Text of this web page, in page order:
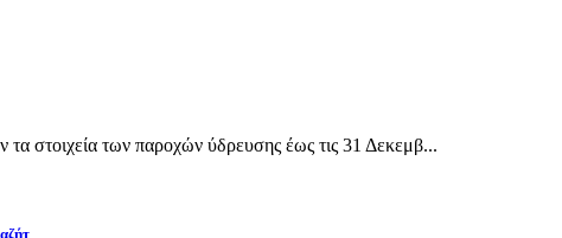
στοιχεία των παροχών ύδρευσης έως τις 31 Δεκεμβ...